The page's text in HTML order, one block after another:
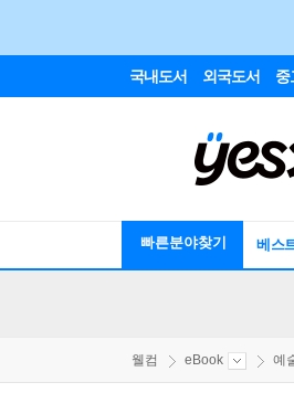
국내도서 외국도서 중
빠른분야찾기 베스
웰컴 eBook 예